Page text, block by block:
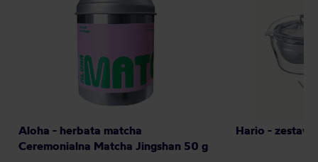
Aloha - herbata matcha
Ceremonialna Matcha Jingshan 50 g
Hario - zestaw